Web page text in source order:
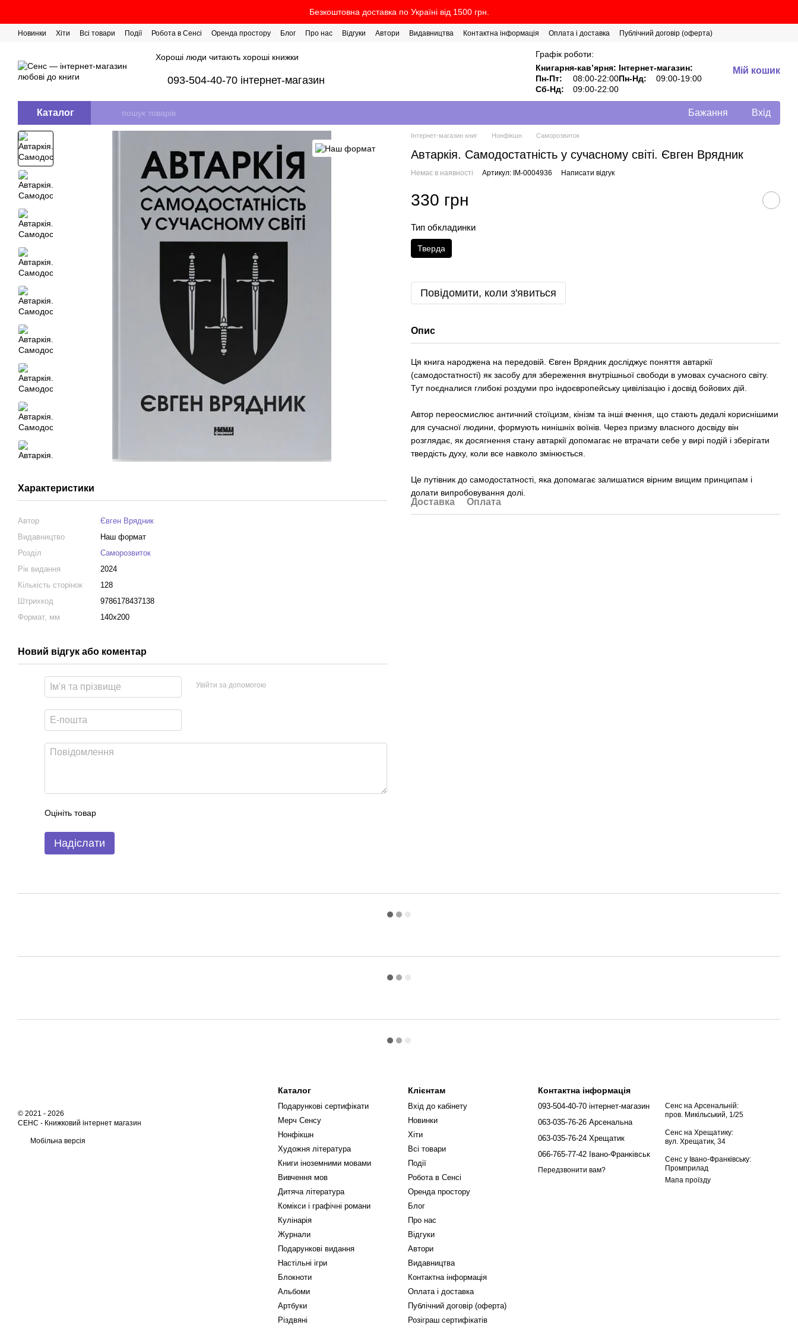
Безкоштовна доставка по Україні від 1500 грн.
Новинки Хіти Всі товари Події Робота в Сенсі Оренда простору Блог Про нас Відгуки Автори Видавництва Контактна інформація Оплата і доставка
Публічний договір (оферта)
Хороші люди читають хороші книжки
093-504-40-70 інтернет-магазин
Графік роботи:
Книгарня-кавʼярня: Інтернет-магазин:
Пн-Пт:
08:00-22:00Пн-Нд:
09:00-19:00
Сб-Нд:
09:00-22:00
Мій кошик
Каталог Бажання Вхід
Характеристики
Автор
Євген Врядник
Видавництво
Наш формат
Розділ
Саморозвиток
Рік видання
2024
Кількість сторінок
128
Штрихкод
9786178437138
Формат, мм
140х200
Новий відгук або коментар
Увійти за допомогою
Оцініть товар
Надіслати
Інтернет-магазин книг Нонфікшн Саморозвиток
Автаркія. Самодостатність у сучасному світі. Євген Врядник
Немає в наявності Артикул: IM-0004936 Написати відгук
330 грн
Тип обкладинки
Тверда
Повідомити, коли з'явиться
Опис
Ця книга народжена на передовій. Євген Врядник досліджує поняття автаркії
(самодостатності) як засобу для збереження внутрішньої свободи в умовах сучасного світу.
Тут поєдналися глибокі роздуми про індоєвропейську цивілізацію і досвід бойових дій.
Автор переосмислює античний стоїцизм, кінізм та інші вчення, що стають дедалі кориснішими
для сучасної людини, формують нинішніх воїнів. Через призму власного досвіду він
розглядає, як досягнення стану автаркії допомагає не втрачати себе у вирі подій і зберігати
твердість духу, коли все навколо змінюється.
Це путівник до самодостатності, яка допомагає залишатися вірним вищим принципам і
долати випробовування долі.
Доставка Оплата
© 2021 - 2026
СЕНС - Книжковий інтернет магазин
Мобільна версія
Каталог
Подарункові сертифікати
Мерч Сенсу
Нонфікшн
Художня література
Книги іноземними мовами
Вивчення мов
Дитяча література
Комікси і графічні романи
Кулінарія
Журнали
Подарункові видання
Настільні ігри
Блокноти
Альбоми
Артбуки
Різдвяні
Клієнтам
Вхід до кабінету
Новинки
Хіти
Всі товари
Події
Робота в Сенсі
Оренда простору
Блог
Про нас
Відгуки
Автори
Видавництва
Контактна інформація
Оплата і доставка
Публічний договір (оферта)
Розіграш сертифікатів
Контактна інформація
093-504-40-70 інтернет-магазин
063-035-76-26 Арсенальна
063-035-76-24 Хрещатик
066-765-77-42 Івано-Франківськ
Передзвонити вам?
Сенс на Арсенальній:
пров. Микільський, 1/25
Сенс на Хрещатику:
вул. Хрещатик, 34
Сенс у Івано-Франківську:
Промприлад
Мапа проїзду